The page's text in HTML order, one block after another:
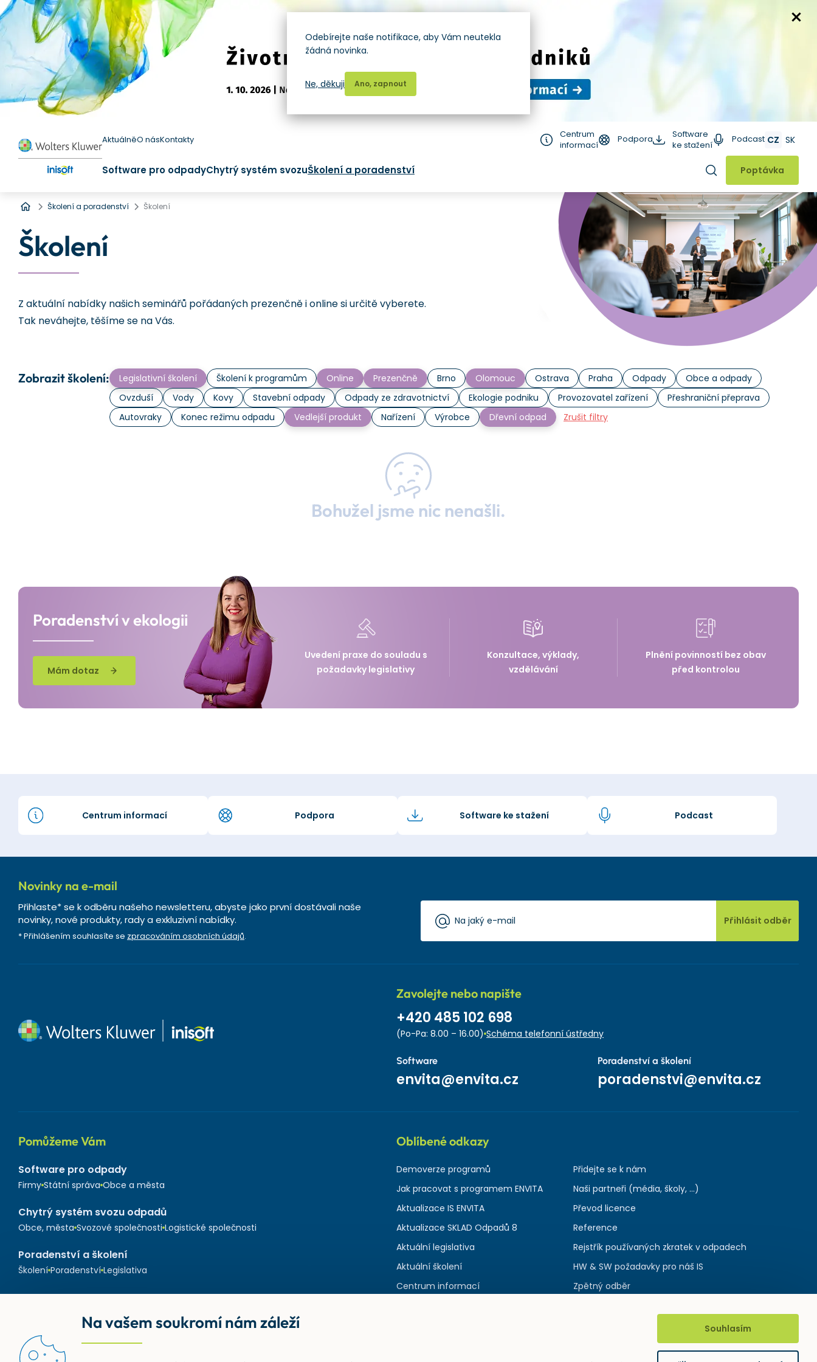
AktuálněO násKontakty
Centrum
informací
Podpora
Software
ke stažení
Podcast CZ SK
Software pro odpadyChytrý systém svozuŠkolení a poradenství Hledat
Poptávka
Úvod
Školení a poradenství Školení
Školení
Z aktuální nabídky našich seminářů pořádaných prezenčně i online si určitě vyberete.
Tak neváhejte, těšíme se na Vás.
Zobrazit školení: Legislativní školení Školení k programům Online Prezenčně Brno Olomouc Ostrava Praha Odpady
Obce a odpady
Ovzduší
Vody Kovy Stavební odpady Odpady ze zdravotnictví Ekologie podniku Provozovatel zařízení
Přeshraniční přeprava
Autovraky
Konec režimu odpadu Vedlejší produkt Nařízení Výrobce Dřevní odpad Zrušit filtry
Bohužel jsme nic nenašli.
Poradenství v ekologii
Mám dotaz
Uvedení praxe do souladu s
požadavky legislativy
Konzultace, výklady,
vzdělávání
Plnění povinností bez obav
před kontrolou
Centrum informací Podpora Software ke stažení Podcast
Novinky na e-mail
Přihlaste* se k odběru našeho newsletteru, abyste jako první dostávali naše
novinky, nové produkty, rady a exkluzivní nabídky.
* Přihlášením souhlasíte se zpracováním osobních údajů.
Přihlásit odběr
Zavolejte nebo napište
+420 485 102 698
(Po-Pa: 8.00 – 16.00) Schéma telefonní ústředny
Software
envita@envita.cz
Poradenství a školení
poradenstvi@envita.cz
Pomůžeme Vám
Software pro odpady
Firmy Státní správa Obce a města
Chytrý systém svozu odpadů
Obce, města Svozové společnosti Logistické společnosti
Poradenství a školení
Školení Poradenství Legislativa
Oblíbené odkazy
Demoverze programů
Jak pracovat s programem ENVITA
Aktualizace IS ENVITA
Aktualizace SKLAD Odpadů 8
Aktuální legislativa
Aktuální školení
Centrum informací
Přidejte se k nám
Naši partneři (média, školy, ...)
Převod licence
Reference
Rejstřík používaných zkratek v odpadech
HW & SW požadavky pro náš IS
Zpětný odběr
Odebírejte naše notifikace, aby Vám neutekla
žádná novinka.
Ano, zapnout
Ne, děkuji
Na vašem soukromí nám záleží Souhlasím